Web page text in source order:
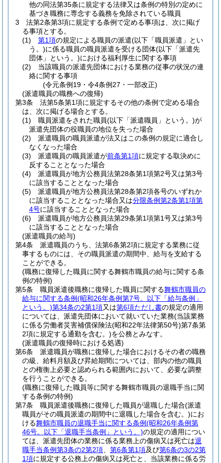
他の同法第35条に規定する法律又は条例の特別の定めに
基づき職務に専念する義務を免除されている職員
3
法第2条第3項に規定する条例で定める事項は、次に掲げ
る事項とする。
(1)
第1項の規定による職員の派遣(以下「職員派遣」とい
う。)に係る職員の職員派遣を受ける団体(以下「派遣先
団体」という。)における福利厚生に関する事項
(2)
当該職員の派遣先団体における業務の従事の状況の連
絡に関する事項
(令元条例19・令4条例27・一部改正)
(派遣職員の職務への復帰)
第3条
法第5条第1項に規定するその他の条例で定める場合
は、次に掲げる場合とする。
(1)
職員派遣をされた職員(以下「派遣職員」という。)が
派遣先団体の役職員の地位を失った場合
(2)
派遣職員の職員派遣が法又はこの条例の規定に適合し
なくなった場合
(3)
派遣職員の職員派遣が前条第1項に規定する取決めに
反することとなった場合
(4)
派遣職員が地方公務員法第28条第1項第2号又は第3号
に該当することとなった場合
(5)
派遣職員が地方公務員法第28条第2項各号のいずれか
に該当することとなった場合又は分限条例第2条第1項第
4号に該当することとなった場合
(6)
派遣職員が地方公務員法第29条第1項第1号又は第3号
に該当することとなった場合
(派遣職員の給与)
第4条
派遣職員のうち、法第6条第2項に規定する業務に従
事するものには、その職員派遣の期間中、給与を支給する
ことができる。
(職務に復帰した職員に関する舞鶴市職員の給与に関する条
例の特例)
第5条
職員派遣後職務に復帰した職員に関する舞鶴市職員の
給与に関する条例(昭和26年条例第7号。以下「給与条例」
という。)第34条の2第1項又は第6項ただし書の規定の適用
については、派遣先団体において就いていた業務(当該業務
に係る労働者災害補償保険法(昭和22年法律第50号)第7条第
2項に規定する通勤を含む。)を公務とみなす。
(派遣職員の復帰時における処遇)
第6条
派遣職員が職務に復帰した場合におけるその者の職務
の級、給料月額及び昇給期間については、部内の他の職員
との権衡上必要と認められる範囲内において、必要な調整
を行うことができる。
(職務に復帰した職員等に関する舞鶴市職員の退職手当に関
する条例の特例)
第7条
職員派遣後職務に復帰した職員が退職した場合(派遣
職員がその職員派遣の期間中に退職した場合を含む。)にお
ける舞鶴市職員の退職手当に関する条例(昭和26年条例第
46号。以下「退職手当条例」という。)の規定の適用につい
ては、派遣先団体の業務に係る業務上の傷病又は死亡は退
職手当条例第3条の2第2項
第6条第1項及び第6条の3の2第
1項に規定する公務上の傷病又は死亡と、当該業務に係る労